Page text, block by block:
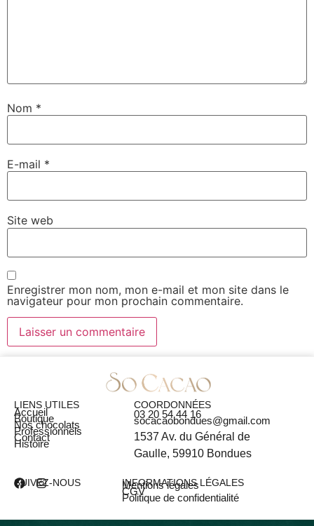
Nom *
E-mail *
Site web
Enregistrer mon nom, mon e-mail et mon site dans le
navigateur pour mon prochain commentaire.
LIENS UTILES
Accueil
Boutique
Nos chocolats
Professionnels
Contact
Histoire
COORDONNÉES
03 20 54 44 16
socacaobondues@gmail.com
1537 Av. du Général de
Gaulle, 59910 Bondues
SUIVEZ-NOUS INFORMATIONS LÉGALES
Mentions légales
CGV
Politique de confidentialité